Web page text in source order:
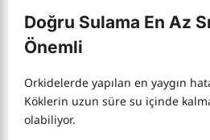
Doğru Sulama En Az
Önemli
Orkidelerde yapılan en yaygın
Köklerin uzun süre su içinde
olabiliyor.